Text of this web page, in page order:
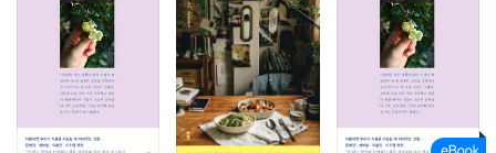
한 끼를 먹더라도 제대로 차려 먹어야 직성이 풀리는 직장인. 식물, 인테리
어, 파스타를 이야기하는 인스타그램 계정을 운영 중이며, 식물을 키우면
서 느낀 감정을 적은 레터 『4평 정원에서 쓰는 일기』를 한 달에 한 번씩 발
행하고 있다. 인스타그램에 퇴근 후 만든 파스타 사진을 올리기 시작하면